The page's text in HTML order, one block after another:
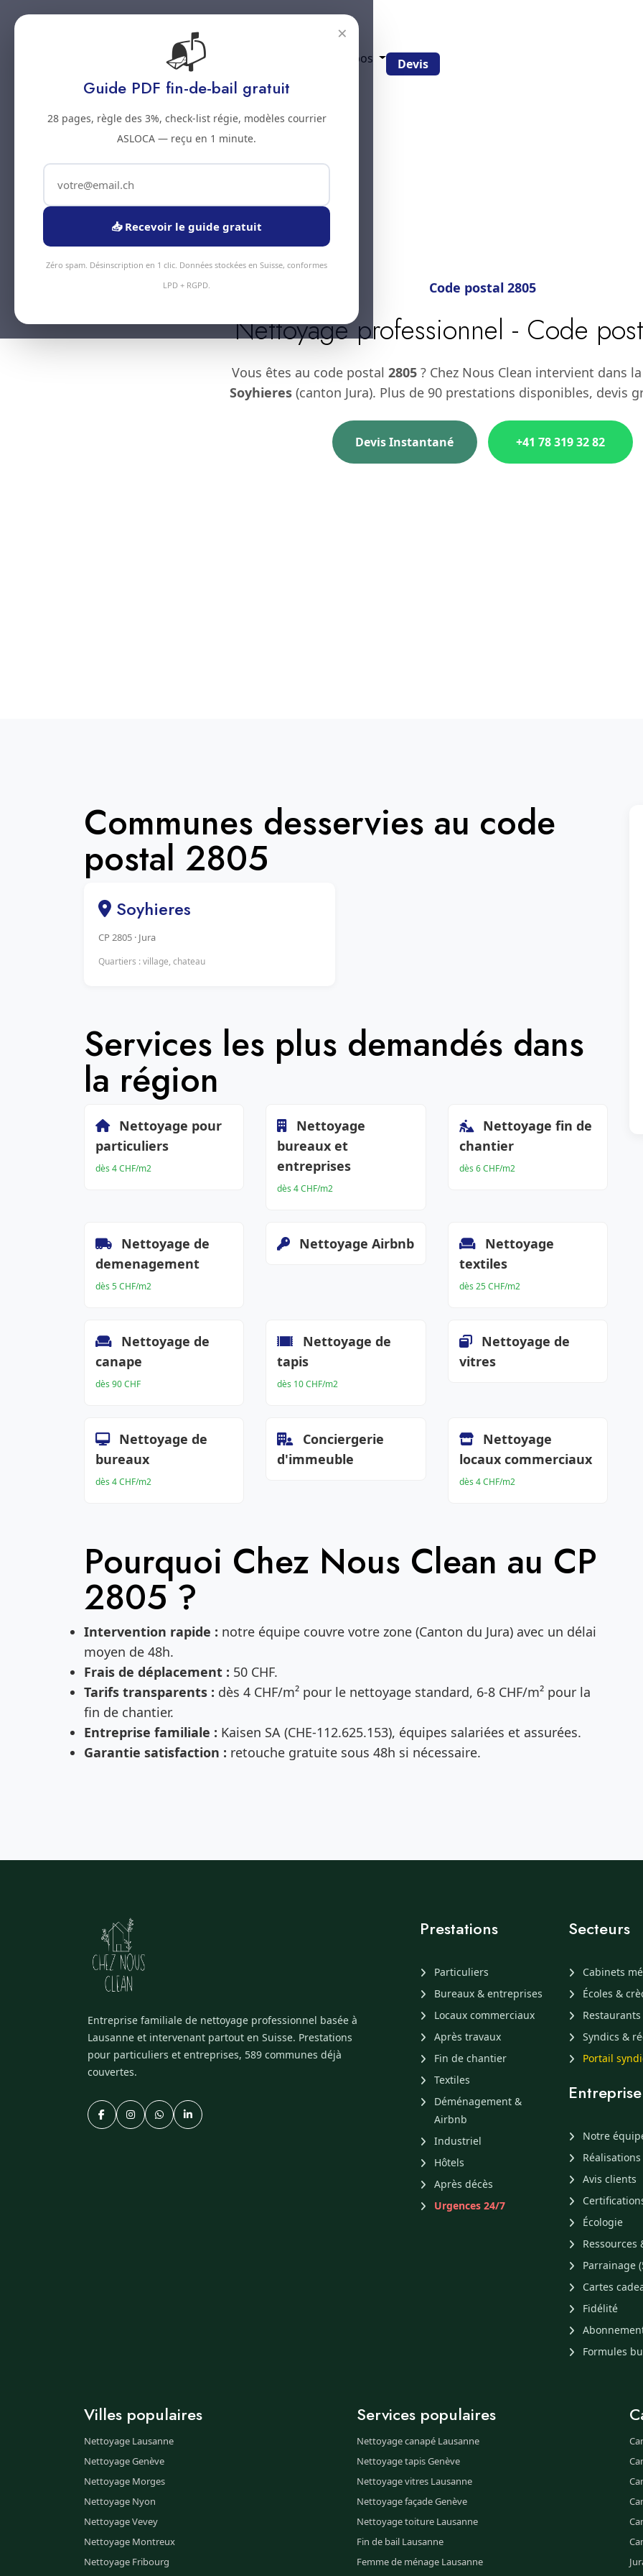
Prestations À propos Devis
Code postal 2805
Nettoyage professionnel - Code
Vous êtes au code postal 2805 ? Chez Nous Clean intervient dans
Soyhieres (canton Jura). Plus de 90 prestations disponibles, devis
Devis Instantané +41 78 319 32 82
Communes desservies au code
postal 2805
Soyhieres
CP 2805 · Jura
Quartiers : village, chateau
Services les plus demandés dans
la région
Nettoyage pour
particuliers
dès 4 CHF/m2
Nettoyage
bureaux et
entreprises
dès 4 CHF/m2
Nettoyage fin de
chantier
dès 6 CHF/m2
Nettoyage de
demenagement
dès 5 CHF/m2
Nettoyage Airbnb
Nettoyage
textiles
dès 25 CHF/m2
Nettoyage de
canape
dès 90 CHF
Nettoyage de
tapis
dès 10 CHF/m2
Nettoyage de
vitres
Nettoyage de
bureaux
dès 4 CHF/m2
Conciergerie
d'immeuble
Nettoyage
locaux commerciaux
dès 4 CHF/m2
Pourquoi Chez Nous Clean au CP
2805 ?
Intervention rapide : notre équipe couvre votre zone (Canton du Jura) avec un délai
moyen de 48h.
Frais de déplacement : 50 CHF.
Tarifs transparents : dès 4 CHF/m² pour le nettoyage standard, 6-8 CHF/m² pour la
fin de chantier.
Entreprise familiale : Kaisen SA (CHE-112.625.153), équipes salariées et assurées.
Garantie satisfaction : retouche gratuite sous 48h si nécessaire.
Entreprise familiale de nettoyage professionnel basée à
Lausanne et intervenant partout en Suisse. Prestations
pour particuliers et entreprises, 589 communes déjà
couvertes.
Prestations
Particuliers
Bureaux & entreprises
Locaux commerciaux
Après travaux
Fin de chantier
Textiles
Déménagement &
Airbnb
Industriel
Hôtels
Après décès
Urgences 24/7
Secteurs
Cabinets
Écoles &
Restaurants
Syndics &
Portail
Entreprise
Notre
Réalisations
Avis clients
Écologie
Ressources
Parrainage
Cartes
Fidélité
Formules
Villes populaires
Nettoyage Lausanne
Nettoyage Genève
Nettoyage Morges
Nettoyage Nyon
Nettoyage Vevey
Nettoyage Montreux
Nettoyage Fribourg
Services populaires
Nettoyage canapé Lausanne
Nettoyage tapis Genève
Nettoyage vitres Lausanne
Nettoyage façade Genève
Nettoyage toiture Lausanne
Fin de bail Lausanne
Femme de ménage Lausanne
×
📬
Guide PDF fin-de-bail gratuit
28 pages, règle des 3%, check-list régie, modèles courrier
ASLOCA — reçu en 1 minute.
📥 Recevoir le guide gratuit
Zéro spam. Désinscription en 1 clic. Données stockées en Suisse, conformes
LPD + RGPD.